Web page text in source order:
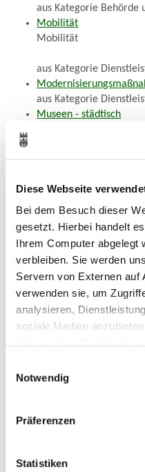
Diese Webseite
Bei dem Besuch dieser
gesetzt. Hierbei handelt
Ihrem Computer abgelegt
verbleiben. Sie werden
Servern von Externen auf
verwenden sie, um
analysieren,
soziale Medien
Drittländern (USA) mit
Datenschutzniveau
dass diese zu Kontroll-
anderen missbraucht
Arten von Cookies genau
Notwendig
Präferenzen
Statistiken
aus Kategorie Behörde
Mobilität
Mobilität
aus Kategorie
aus Kategorie
Museen - städtisch
aus Kategorie Behörde
aus Kategorie
Sie suchen...
A Ä B C D E F G H
Q R S T U Ü V W X
Suchbegriff
Die
Bürgerinnen und
Gerne können Sie